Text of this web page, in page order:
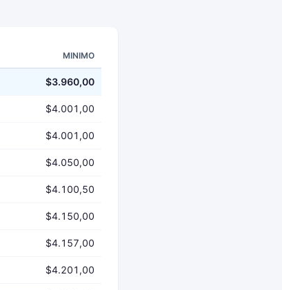
MINIMO
$3.960,00
$4.001,00
$4.001,00
$4.050,00
$4.100,50
$4.150,00
$4.157,00
$4.201,00